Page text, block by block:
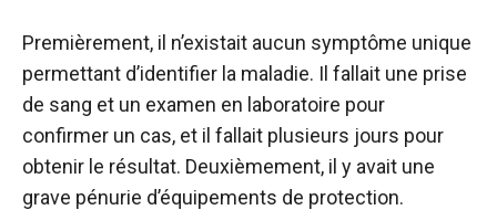
Premièrement, il n’existait aucun symptôme unique
permettant d’identifier la maladie. Il fallait une prise
de sang et un examen en laboratoire pour
confirmer un cas, et il fallait plusieurs jours pour
obtenir le résultat. Deuxièmement, il y avait une
grave pénurie d’équipements de protection.